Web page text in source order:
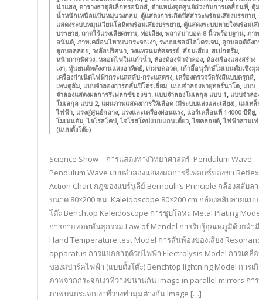
นำแสง, ตารางธาตุอิเล็กทรอนิกส์, ตำแหน่งจุดศูนย์ถ่วงกับการเคลื่อนที่, ตุ้ม
น้ำหนักเหนือแป้นหมุนวงกลม, ตู้แสดงการเกิดปัสสาวะพร้อมเสียงบรรยาย,
แสดงระบบหมุนเวียนโลหิตพร้อมเสียงบรรยาย, ตู้แสดงระบบหายใจพร้อมเสี
บรรยาย, ถาดไร้แรงเสียดทาน, ท่อเสียง, พลาสมาบอล 8 นิ้วพร้อมฐาน, ภาพ
อนันต์, ภาพเคลื่อนไหวบนกระจกเงา, ระบบเซลล์ไฮโดรเจน, ลูกบอลตีลังก
ลูกบอลลอย, วงล้อปริศนา, วงแหวนมหัศจรรย์, ส้อมเสียง, สเปกตรัม,
หน้ากากพิศวง, หลอดไฟในแก้วน้ำ, ห้องท้องฟ้าจำลอง, ห้องเรืองแสงสร้าง
เงา, หุ่นยนต์พลังงานแสงอาทิตย์, เกมขดลวด, เก้าอี้อนุรักษ์โมเมนตัมเชิงมุม
เครื่องกำเนิดไฟฟ้ากระแสสลับ-กระแสตรง, เครื่องตรวจวัดรังสีแบบครุกส์,
เพนดูลัม, แบบจำลองการกลั่นปิโตรเลี่ยม, แบบจำลองพายุทอร์นาโด, แบบ
จำลองแสดงผลการรีเฟลกซ์ของขา, แบบจำลองโมเลกุล แบบ 1 , แบบจำลอ
โมเลกุล แบบ 2, แผนภาพแสดงการให้เลือด (มีระบบแสงและเสียง), แม่เหล็
ไฟฟ้า, แรงสู่ศูนย์กลาง, แรงและเครื่องผ่อนแรง, แอร์เคลื่อนที่ 14000 บีทียู,
โมเมนตัม,ไจโรสโคป,ไจโรสโคปแบบแกนเดี่ยว,ไซคลอยด์,ไฟฟ้าสามเ
(แบบตั้งโต๊ะ)
Science Show – การแสดงทางวิทยาศาสตร์ Pendulum Wave
Pendulum Wave แบบจำลองแสดงผลการรีเฟลกซ์ของขา Reflex
Action Chart กฎของแบร์นูลีย์ Bernoulli’s Principle กล้องสลับล
ขนาด 80×200 ซม. Kaleidoscope 80×200 cm กล้องสลับลายแบ
โต๊ะ Benchtop Kaleidoscope การชุบโลหะ Metal Plating
การถ่ายทอดพันธุกรรม Law of Mendel การรับรู้อุณหภูมิด้วยฝ่า
Hand Temperature test Model การสั่นพ้องของเสียง
apparatus การแยกธาตุด้วยไฟฟ้า Electrolysis Model การเคลื่
ของสปาร์คไฟฟ้า (แบบตั้งโต๊ะ) Benchtop lightning Model การเ
ภาพจากกระจกเงาที่วางขนานกัน Image in parallel mirrors กา
ภาพบนกระจกเงาที่วางทำมุมต่างกัน Image […]